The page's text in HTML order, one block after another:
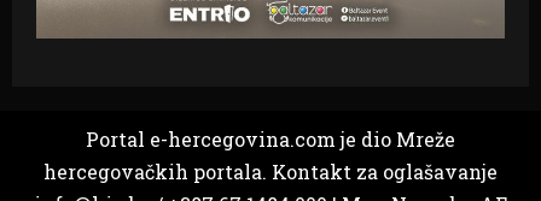
Portal e-hercegovina.com je dio Mreže
hercegovačkih portala. Kontakt za oglašavanje